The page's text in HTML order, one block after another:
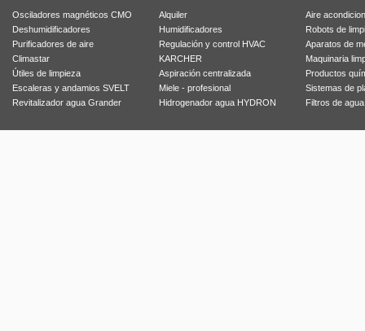
Osciladores magnéticos CMO Alquiler
Aire
Deshumidificadores
Humidificadores
Robots de
Purificadores de aire
Regulación y control HVAC
Aparatos de
Climastar
KARCHER
Maquinaria
Útiles de limpieza
Aspiración centralizada
Productos
Escaleras y andamios SVELT
Miele - profesional
Sistemas de
Revitalizador agua Grander
Hidrogenador agua HYDRON Filtros de